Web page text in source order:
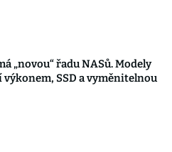
„novou“ řadu NASů. Modely
výkonem, SSD a vyměnitelnou